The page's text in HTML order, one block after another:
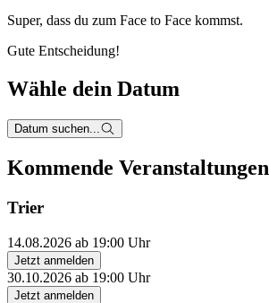
Super, dass du zum Face to Face kommst.
Gute Entscheidung!
Wähle dein Datum
Datum suchen...
Kommende Veranstaltungen
Trier
14.08.2026 ab 19:00 Uhr
Jetzt anmelden
30.10.2026 ab 19:00 Uhr
Jetzt anmelden